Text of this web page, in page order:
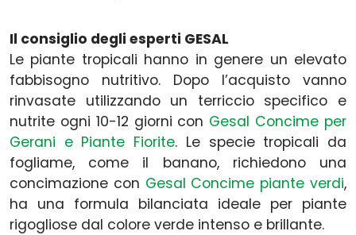
Il consiglio degli esperti GESAL
Le piante tropicali hanno in genere un elevato
fabbisogno nutritivo. Dopo l’acquisto vanno
rinvasate utilizzando un terriccio specifico e
nutrite ogni 10-12 giorni con Gesal Concime per
Gerani e Piante Fiorite. Le specie tropicali da
fogliame, come il banano, richiedono una
concimazione con Gesal Concime piante verdi,
ha una formula bilanciata ideale per piante
rigogliose dal colore verde intenso e brillante.